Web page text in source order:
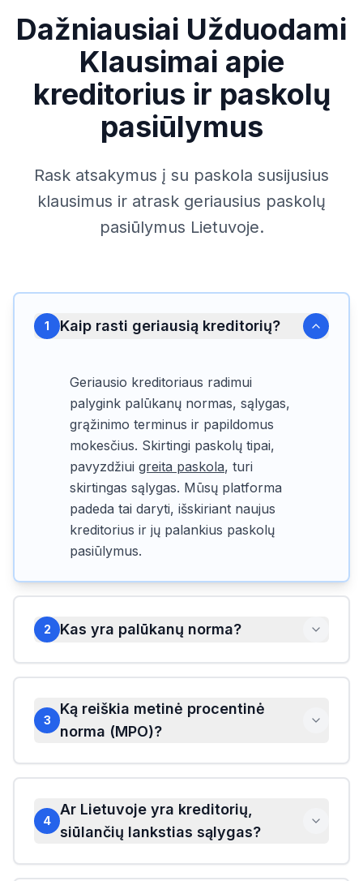
Dažniausiai Užduodami
Klausimai apie
kreditorius ir paskolų
pasiūlymus
Rask atsakymus į su paskola susijusius
klausimus ir atrask geriausius paskolų
pasiūlymus Lietuvoje.
1 Kaip rasti geriausią kreditorių?
Geriausio kreditoriaus radimui
palygink palūkanų normas, sąlygas,
grąžinimo terminus ir papildomus
mokesčius. Skirtingi paskolų tipai,
pavyzdžiui greita paskola, turi
skirtingas sąlygas. Mūsų platforma
padeda tai daryti, išskiriant naujus
kreditorius ir jų palankius paskolų
pasiūlymus.
2 Kas yra palūkanų norma?
3
Ką reiškia metinė procentinė
norma (MPO)?
4
Ar Lietuvoje yra kreditorių,
siūlančių lankstias sąlygas?